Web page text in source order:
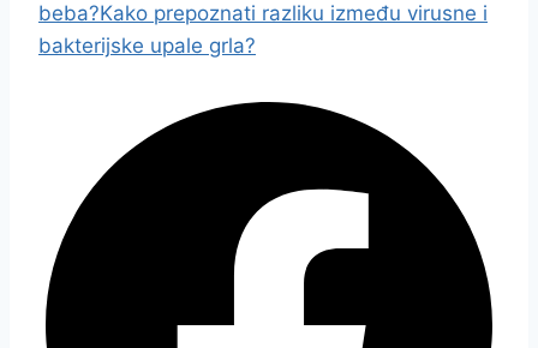
beba?Kako prepoznati razliku između virusne i
bakterijske upale grla?